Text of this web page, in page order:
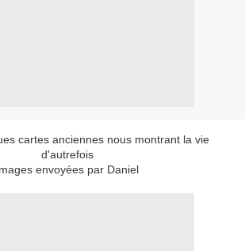
cartes anciennes nous montrant la vie
d'autrefois
envoyées par Daniel